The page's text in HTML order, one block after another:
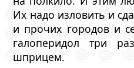
Их надо изловить и
и прочих городов и
галоперидол три
шприцем.